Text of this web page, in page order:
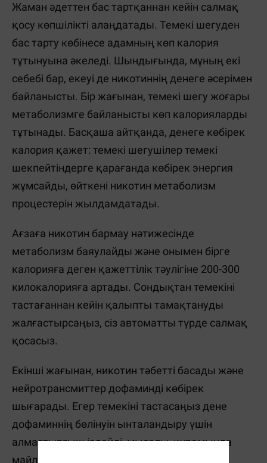
Жаман әдеттен бас тартқаннан кейін салмақ
қосу көпшілікті алаңдатады. Темекі шегуден
бас тарту көбінесе адамның көп калория
тұтынуына әкеледі. Шындығында, мұның екі
себебі бар, екеуі де никотиннің денеге әсерімен
байланысты. Бір жағынан, темекі шегу жоғары
метаболизмге байланысты көп калорияларды
тұтынады. Басқаша айтқанда, денеге көбірек
калория қажет: темекі шегушілер темекі
шекпейтіндерге қарағанда көбірек энергия
жұмсайды, өйткені никотин метаболизм
процестерін жылдамдатады.
Ағзаға никотин бармау нәтижесінде
метаболизм баяулайды және онымен бірге
калорияға деген қажеттілік тәулігіне 200-300
килокалорияға артады. Сондықтан темекіні
тастағаннан кейін қалыпты тамақтануды
жалғастырсаңыз, сіз автоматты түрде салмақ
қосасыз.
Екінші жағынан, никотин тәбетті басады және
нейротрансмиттер дофаминді көбірек
шығарады. Егер темекіні тастасаңыз дене
дофаминнің бөлінуін ынталандыру үшін
алмастырғыш іздейді, мысалы, құрамында
майлар мен көмірсулар бар тағамдар.